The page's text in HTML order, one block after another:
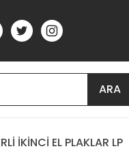
ARA
İKİNCİ EL PLAKLAR LP